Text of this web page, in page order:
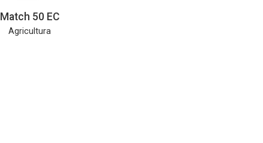
Match 50 EC
Agricultura